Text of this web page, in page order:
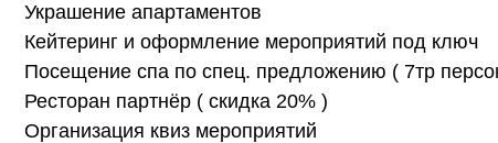
Украшение апартаментов
Кейтеринг и оформление мероприятий под ключ
Посещение спа по спец. предложению ( 7тр
Ресторан партнёр ( скидка 20% )
Организация квиз мероприятий